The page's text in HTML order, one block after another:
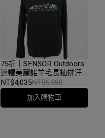
75折｜SENSOR Outdoors
連帽美麗諾羊毛長袖排汗
連帽上衣 15200020-黑色
NT$4,035NT$5,380
加入購物車